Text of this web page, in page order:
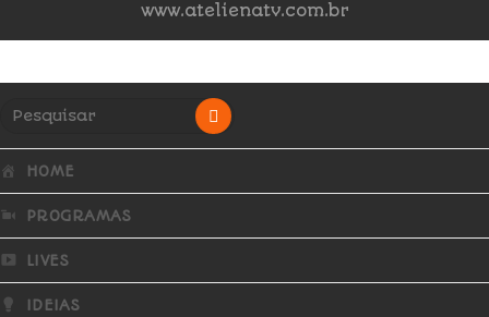
www.atelienatv.com.br
HOME
PROGRAMAS
LIVES
IDEIAS